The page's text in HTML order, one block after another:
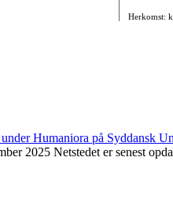
Herkomst:
2025 Netstedet er senest